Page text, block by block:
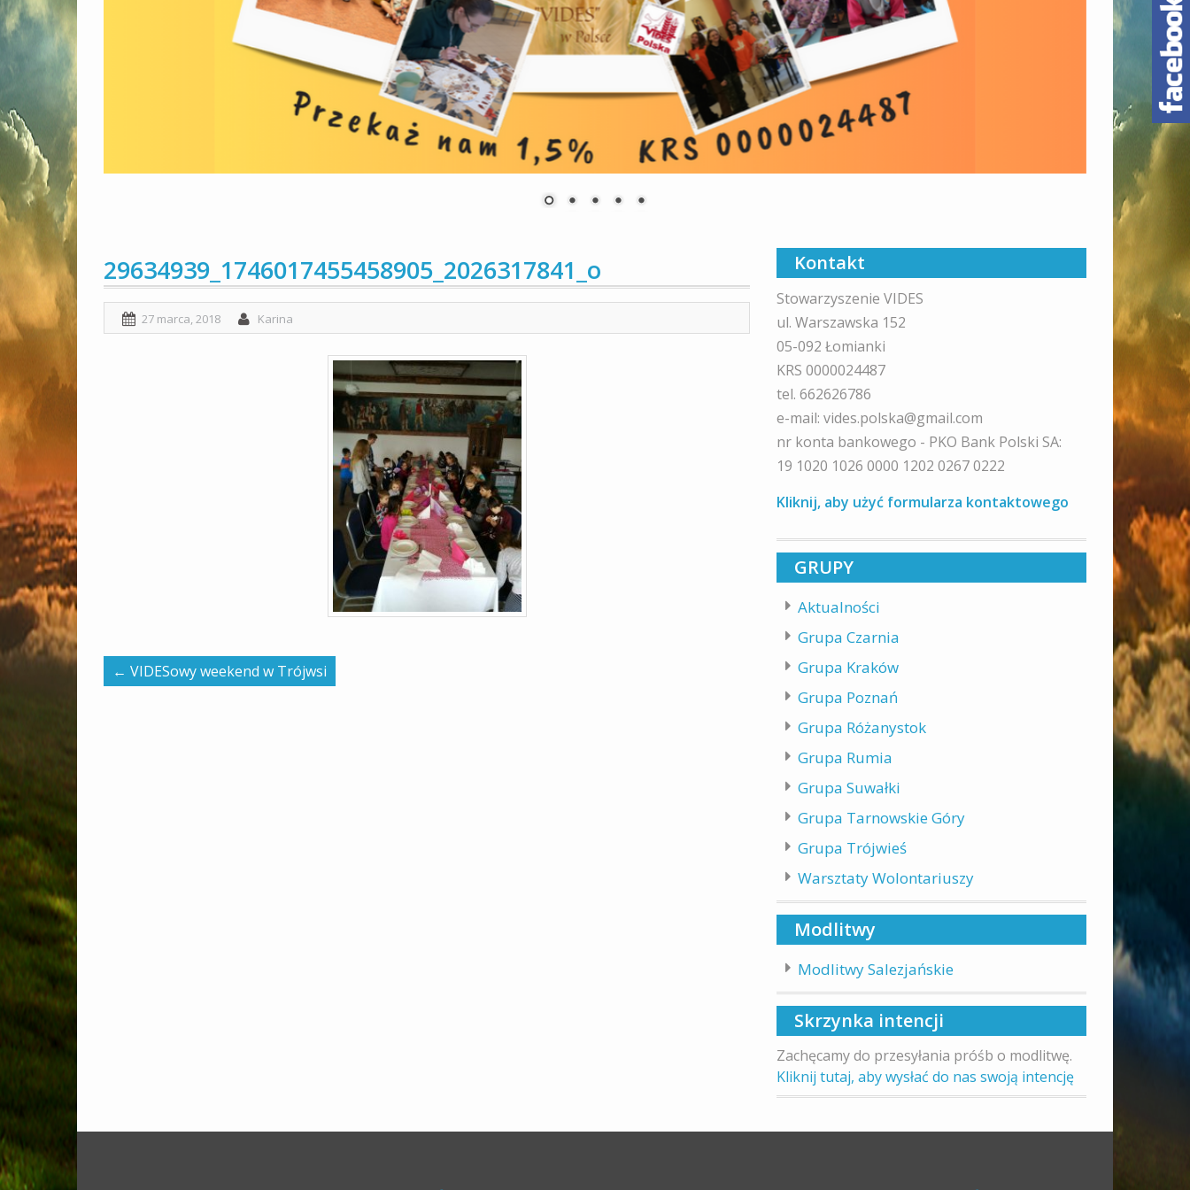
29634939_1746017455458905_2026317841_o
27 marca, 2018 Karina
← VIDESowy weekend w Trójwsi
Kontakt
Stowarzyszenie VIDES
ul. Warszawska 152
05-092 Łomianki
KRS 0000024487
tel. 662626786
e-mail: vides.polska@gmail.com
nr konta bankowego - PKO Bank Polski SA:
19 1020 1026 0000 1202 0267 0222
Kliknij, aby użyć formularza kontaktowego
GRUPY
Aktualności
Grupa Czarnia
Grupa Kraków
Grupa Poznań
Grupa Różanystok
Grupa Rumia
Grupa Suwałki
Grupa Tarnowskie Góry
Grupa Trójwieś
Warsztaty Wolontariuszy
Modlitwy
Modlitwy Salezjańskie
Skrzynka intencji
Zachęcamy do przesyłania próśb o modlitwę.
Kliknij tutaj, aby wysłać do nas swoją intencję